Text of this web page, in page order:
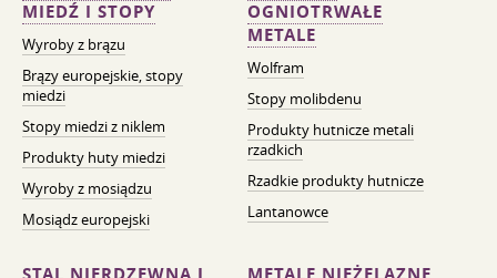
MIEDŹ I STOPY
Wyroby z brązu
Brązy europejskie, stopy
miedzi
Stopy miedzi z niklem
Produkty huty miedzi
Wyroby z mosiądzu
Mosiądz europejski
OGNIOTRWAŁE
METALE
Wolfram
Stopy molibdenu
Produkty hutnicze metali
rzadkich
Rzadkie produkty hutnicze
Lantanowce